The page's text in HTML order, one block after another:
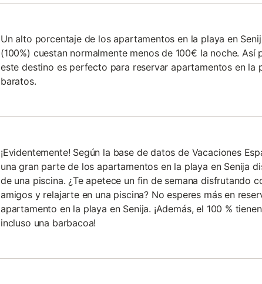
Un alto porcentaje de los apartamentos en la playa en
(100%) cuestan normalmente menos de 100€ la noche. Así
este destino es perfecto para reservar apartamentos en la
baratos.
¡Evidentemente! Según la base de datos de Vacaciones
una gran parte de los apartamentos en la playa en Senija
de una piscina. ¿Te apetece un fin de semana disfrutando
amigos y relajarte en una piscina? No esperes más en
apartamento en la playa en Senija. ¡Además, el 100 % tienen
incluso una barbacoa!